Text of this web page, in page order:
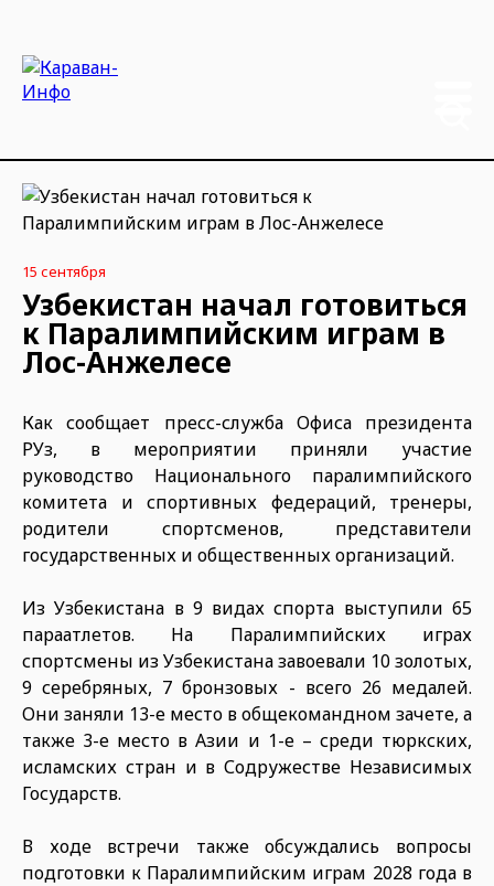
15 сентября
Узбекистан начал готовиться
к Паралимпийским играм в
Лос-Анжелесе
Как сообщает пресс-служба Офиса президента
РУз, в мероприятии приняли участие
руководство Национального паралимпийского
комитета и спортивных федераций, тренеры,
родители спортсменов, представители
государственных и общественных организаций.
Из Узбекистана в 9 видах спорта выступили 65
параатлетов. На Паралимпийских играх
спортсмены из Узбекистана завоевали 10 золотых,
9 серебряных, 7 бронзовых - всего 26 медалей.
Они заняли 13-е место в общекомандном зачете, а
также 3-е место в Азии и 1-е – среди тюркских,
исламских стран и в Содружестве Независимых
Государств.
В ходе встречи также обсуждались вопросы
подготовки к Паралимпийским играм 2028 года в